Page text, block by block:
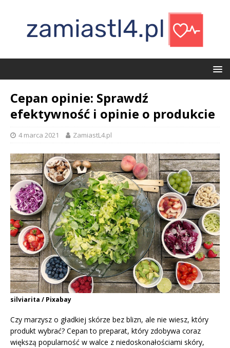
Cepan opinie: Sprawdź
efektywność i opinie o produkcie
4 marca 2021 ZamiastL4.pl
silviarita / Pixabay
Czy marzysz o gładkiej skórze bez blizn, ale nie wiesz, który
produkt wybrać? Cepan to preparat, który zdobywa coraz
większą popularność w walce z niedoskonałościami skóry,